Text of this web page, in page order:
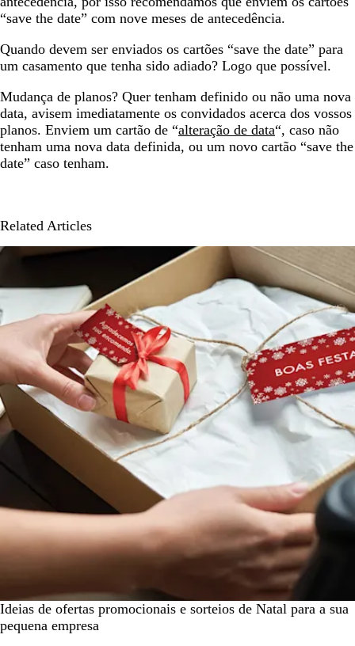
“save the date” com nove meses de antecedência.
Quando devem ser enviados os cartões “save the date” para
um casamento que tenha sido adiado? Logo que possível.
Mudança de planos? Quer tenham definido ou não uma nova
data, avisem imediatamente os convidados acerca dos vossos
planos. Enviem um cartão de “alteração de data“, caso não
tenham uma nova data definida, ou um novo cartão “save the
date” caso tenham.
Related Articles
Ideias de ofertas promocionais e sorteios de Natal para a sua
pequena empresa